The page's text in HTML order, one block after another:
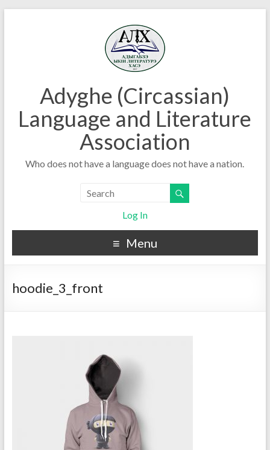
Adyghe (Circassian)
Language and Literature
Association
Who does not have a language does not have a nation.
Log In
Menu
hoodie_3_front